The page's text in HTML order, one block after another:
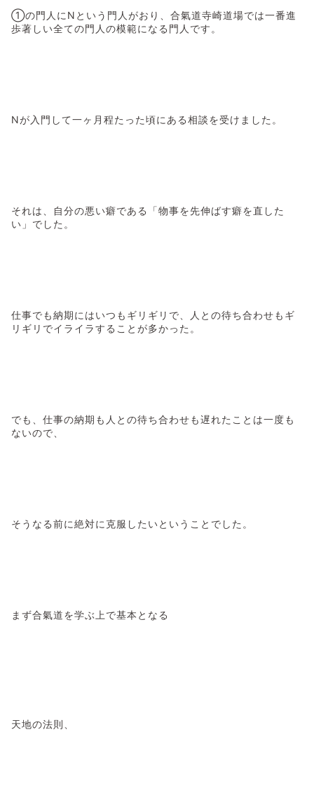
①の門人にNという門人がおり、合氣道寺崎道場では一番進
歩著しい全ての門人の模範になる門人です。
Nが入門して一ヶ月程たった頃にある相談を受けました。
それは、自分の悪い癖である「物事を先伸ばす癖を直した
い」でした。
仕事でも納期にはいつもギリギリで、人との待ち合わせもギ
リギリでイライラすることが多かった。
でも、仕事の納期も人との待ち合わせも遅れたことは一度も
ないので、
そうなる前に絶対に克服したいということでした。
まず合氣道を学ぶ上で基本となる
天地の法則、